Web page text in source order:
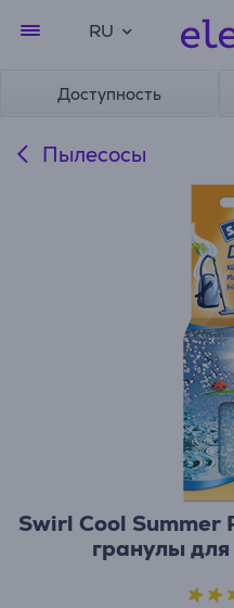
RU
Доступность
Пылесосы
Swirl Cool Summer
гранулы